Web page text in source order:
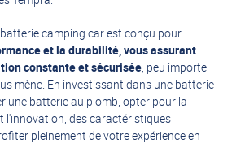
camping car est conçu pour
et la durabilité, vous assurant
constante et sécurisée, peu importe
mène. En investissant dans une batterie
une batterie au plomb, opter pour la
l'innovation, des caractéristiques
pleinement de votre expérience en